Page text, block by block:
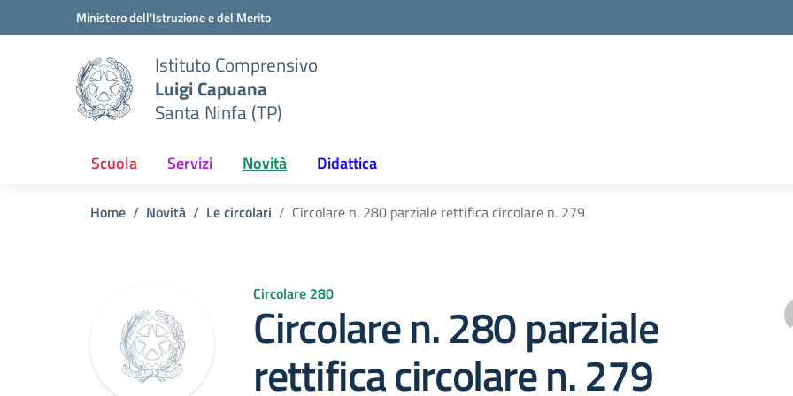
Vai ai contenuti
Vai al menu di navigazioneMinistero dell'Istruzione e del Merito
Istituto Comprensivo
Luigi Capuana
Santa Ninfa (TP)
Scuola Servizi Novità Didattica
Home Novità Le circolari Circolare n. 280 parziale rettifica circolare n. 279
Circolare 280
Circolare n. 280 parziale
rettifica circolare n. 279